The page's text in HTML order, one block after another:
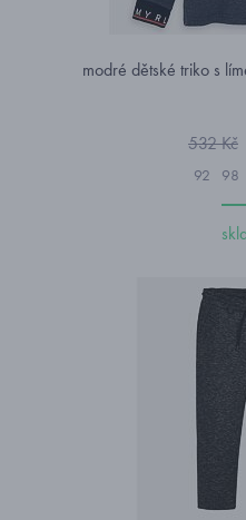
modré dětské triko s
532 Kč
92 98